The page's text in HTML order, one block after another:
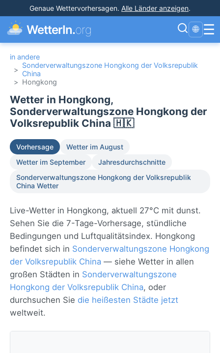
Genaue Wettervorhersagen. Alle Länder anzeigen.
WetterIn.org 🌐 ☰
in andere
> Sonderverwaltungszone Hongkong der Volksrepublik
China
> Hongkong
Wetter in Hongkong,
Sonderverwaltungszone Hongkong der
Volksrepublik China 🇭🇰
Vorhersage
Wetter im August
Wetter im September
Jahresdurchschnitte
Sonderverwaltungszone Hongkong der Volksrepublik
China Wetter
Live-Wetter in Hongkong, aktuell 27°C mit dunst.
Sehen Sie die 7-Tage-Vorhersage, stündliche
Bedingungen und Luftqualitätsindex. Hongkong
befindet sich in Sonderverwaltungszone Hongkong
der Volksrepublik China — siehe Wetter in allen
großen Städten in Sonderverwaltungszone
Hongkong der Volksrepublik China, oder
durchsuchen Sie die heißesten Städte jetzt
weltweit.